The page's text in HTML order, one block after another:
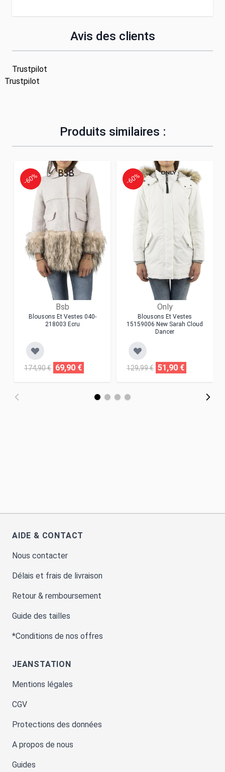
Avis des clients
Trustpilot
Trustpilot
Produits similaires :
Bsb
Blousons Et Vestes 040-
218003 Ecru
-60%
174,90 € 69,90 €
Only
Blousons Et Vestes
15159006 New Sarah Cloud
Dancer
-60%
129,99 € 51,90 €
AIDE & CONTACT
Nous contacter
Délais et frais de livraison
Retour & remboursement
Guide des tailles
*Conditions de nos offres
JEANSTATION
Mentions légales
CGV
Protections des données
A propos de nous
Guides